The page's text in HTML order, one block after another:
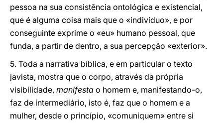
pessoa na sua consistência ontológica e existencial,
que é alguma coisa mais que o «indivíduo», e por
conseguinte exprime o «eu» humano pessoal, que
funda, a partir de dentro, a sua percepção «exterior».
5. Toda a narrativa bíblica, e em particular o texto
javista, mostra que o corpo, através da própria
visibilidade, manifesta o homem e, manifestando-o,
faz de intermediário, isto é, faz que o homem e a
mulher, desde o princípio, «comuniquem» entre si